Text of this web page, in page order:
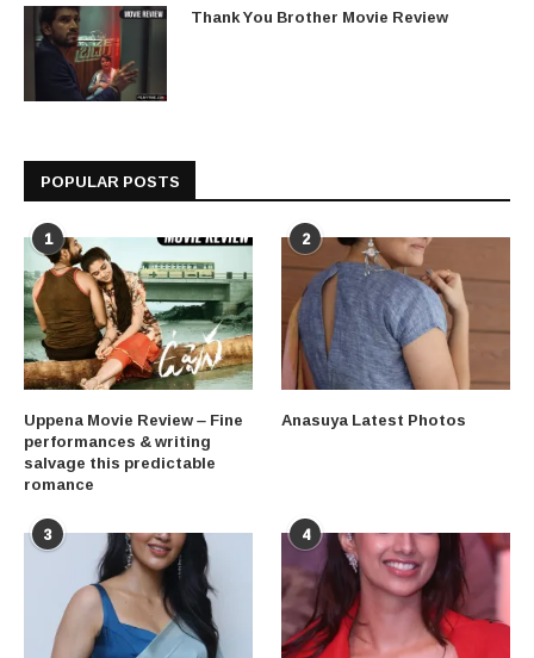
Thank You Brother Movie Review
POPULAR POSTS
1
Uppena Movie Review – Fine
performances & writing
salvage this predictable
romance
2
Anasuya Latest Photos
3 4